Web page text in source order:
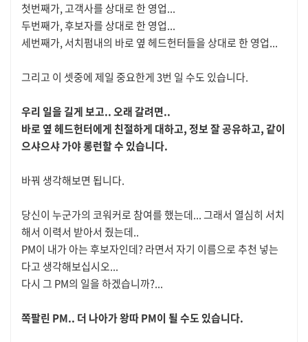
첫번째가, 고객사를 상대로 한 영업...
두번째가, 후보자를 상대로 한 영업...
세번째가, 서치펌내의 바로 옆 헤드헌터들을 상대로 한 영업...
그리고 이 셋중에 제일 중요한게 3번 일 수도 있습니다.
우리 일을 길게 보고.. 오래 갈려면..
바로 옆 헤드헌터에게 친절하게 대하고, 정보 잘 공유하고, 같이
으샤으샤 가야 롱런할 수 있습니다.
바꿔 생각해보면 됩니다.
당신이 누군가의 코워커로 참여를 했는데... 그래서 열심히 서치
해서 이력서 받아서 줬는데..
PM이 내가 아는 후보자인데? 라면서 자기 이름으로 추천 넣는
다고 생각해보십시오...
다시 그 PM의 일을 하겠습니까?...
쪽팔린 PM.. 더 나아가 왕따 PM이 될 수도 있습니다.